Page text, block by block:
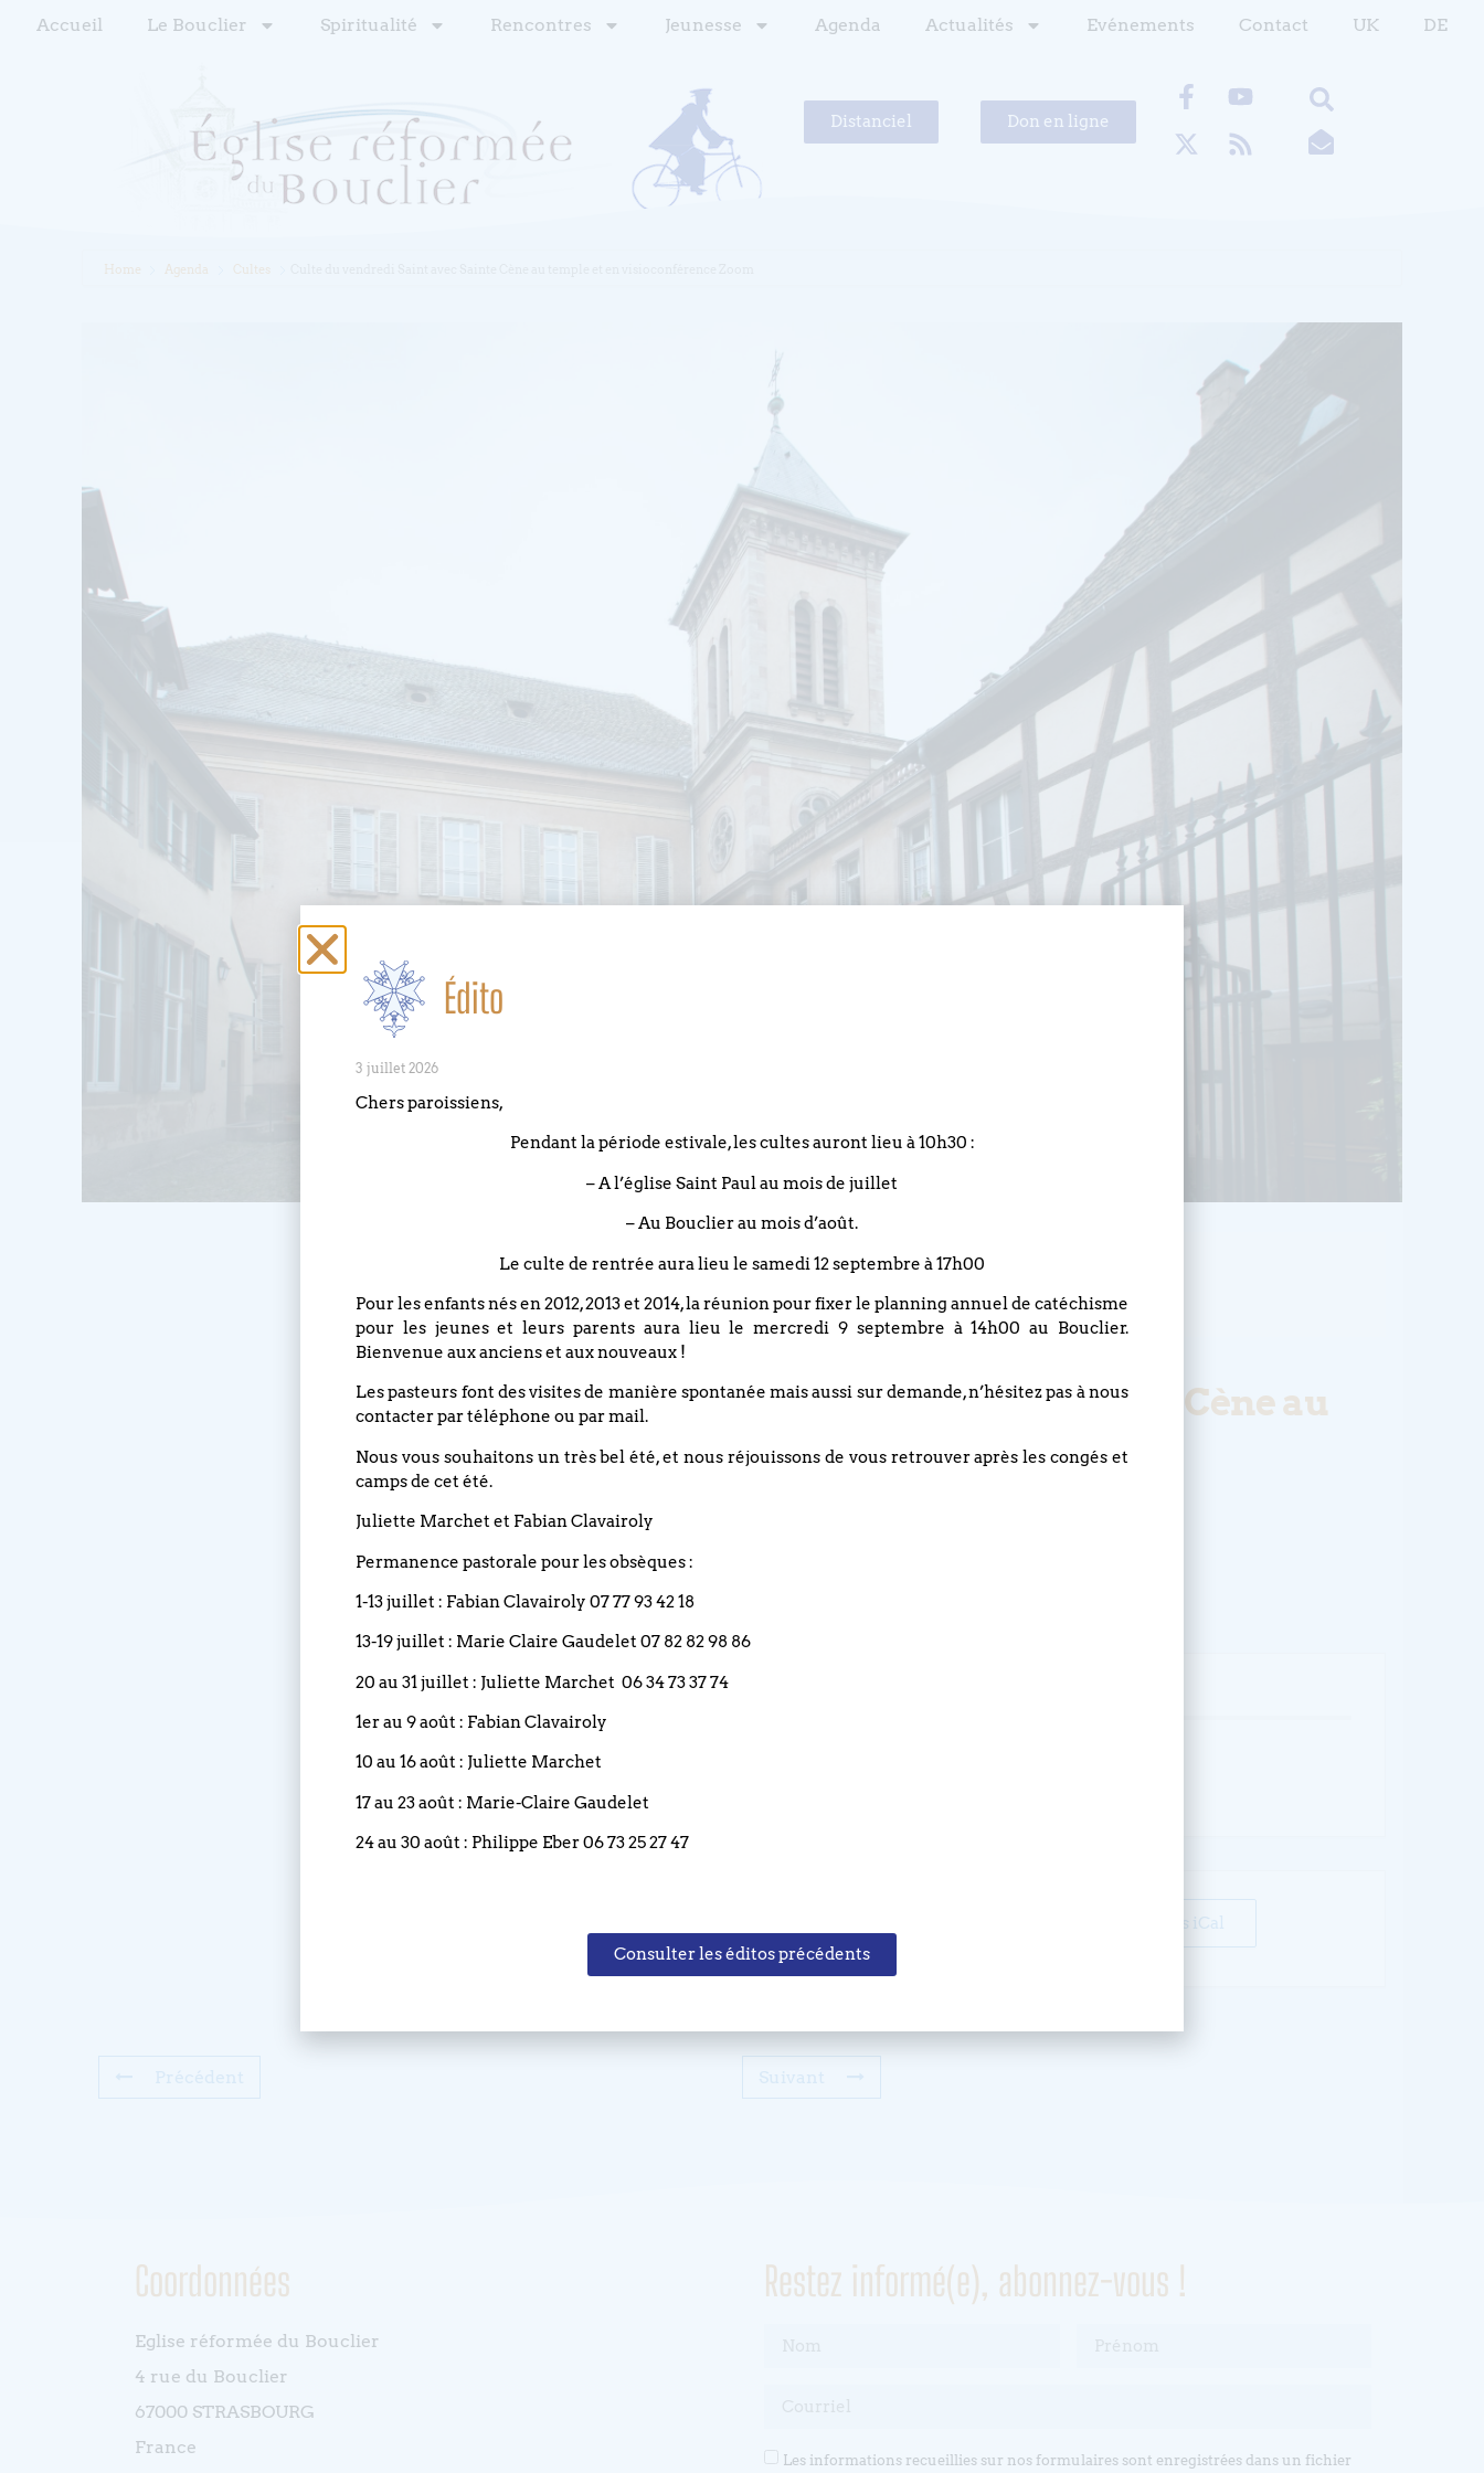
Accueil Le Bouclier Spiritualité Rencontres Jeunesse Agenda Actualités Evénements Contact UK DE
Distanciel Don en ligne
Home Agenda Cultes
DATE
26 mars 2027 10h30
Culte du vendredi Saint avec Sainte Cène au
temple et en visioconférence Zoom
Les cultes sont retransmis aussi par vidéo en direct sur : www.envideo.lebouclier.fr
Suivre à distance
+ Exporter vers iCal
Coordonnées
Eglise réformée du Bouclier
4 rue du Bouclier
67000 STRASBOURG
France
Restez informé(e), abonnez-vous !
Les informations recueillies sur nos formulaires sont enregistrées dans un fichier
Édito
3 juillet 2026
Chers paroissiens,
Pendant la période estivale, les cultes auront lieu à 10h30 :
– A l’église Saint Paul au mois de juillet
– Au Bouclier au mois d’août.
Le culte de rentrée aura lieu le samedi 12 septembre à 17h00
Pour les enfants nés en 2012, 2013 et 2014, la réunion pour fixer le planning annuel de catéchisme
pour les jeunes et leurs parents aura lieu le mercredi 9 septembre à 14h00 au Bouclier.
Bienvenue aux anciens et aux nouveaux !
Les pasteurs font des visites de manière spontanée mais aussi sur demande, n’hésitez pas à nous
contacter par téléphone ou par mail.
Nous vous souhaitons un très bel été, et nous réjouissons de vous retrouver après les congés et
camps de cet été.
Juliette Marchet et Fabian Clavairoly
Permanence pastorale pour les obsèques :
1-13 juillet : Fabian Clavairoly 07 77 93 42 18
13-19 juillet : Marie Claire Gaudelet 07 82 82 98 86
20 au 31 juillet : Juliette Marchet 06 34 73 37 74
1er au 9 août : Fabian Clavairoly
10 au 16 août : Juliette Marchet
17 au 23 août : Marie-Claire Gaudelet
24 au 30 août : Philippe Eber 06 73 25 27 47
Consulter les éditos précédents